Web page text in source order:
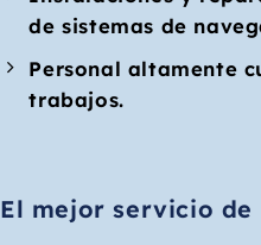
de sistemas de
Personal altamente
trabajos.
El mejor servicio de